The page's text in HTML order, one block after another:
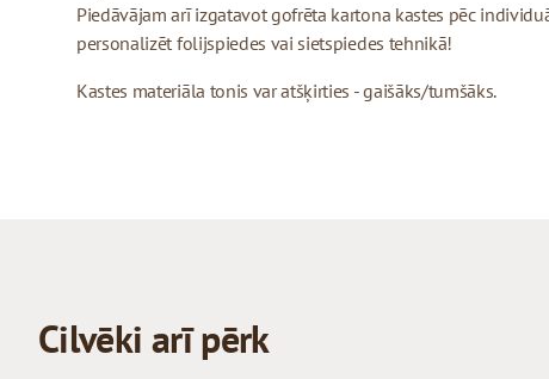
Piedāvājam arī izgatavot gofrēta kartona kastes pēc
personalizēt folijspiedes vai sietspiedes tehnikā!
Kastes materiāla tonis var atšķirties - gaišāks/tumšāks.
Cilvēki arī pērk